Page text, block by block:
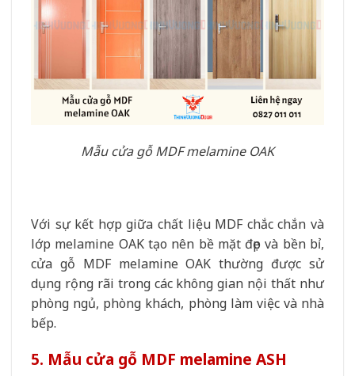
Mẫu cửa gỗ MDF melamine OAK
Với sự kết hợp giữa chất liệu MDF chắc chắn và
lớp melamine OAK tạo nên bề mặt đẹp và bền bỉ,
cửa gỗ MDF melamine OAK thường được sử
dụng rộng rãi trong các không gian nội thất như
phòng ngủ, phòng khách, phòng làm việc và nhà
bếp.
5. Mẫu cửa gỗ MDF melamine ASH